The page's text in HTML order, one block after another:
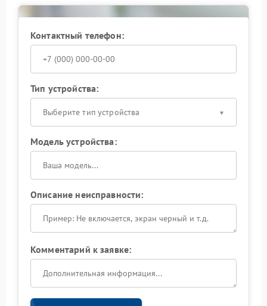
повреждением самих светодиодов.
Доверьте ремонт профессионалам — это сэкономит
время и продлит срок службы устройства.
Контактный телефон:
Тип устройства:
Выберите тип устройства
Модель устройства:
Описание неисправности:
Комментарий к заявке: